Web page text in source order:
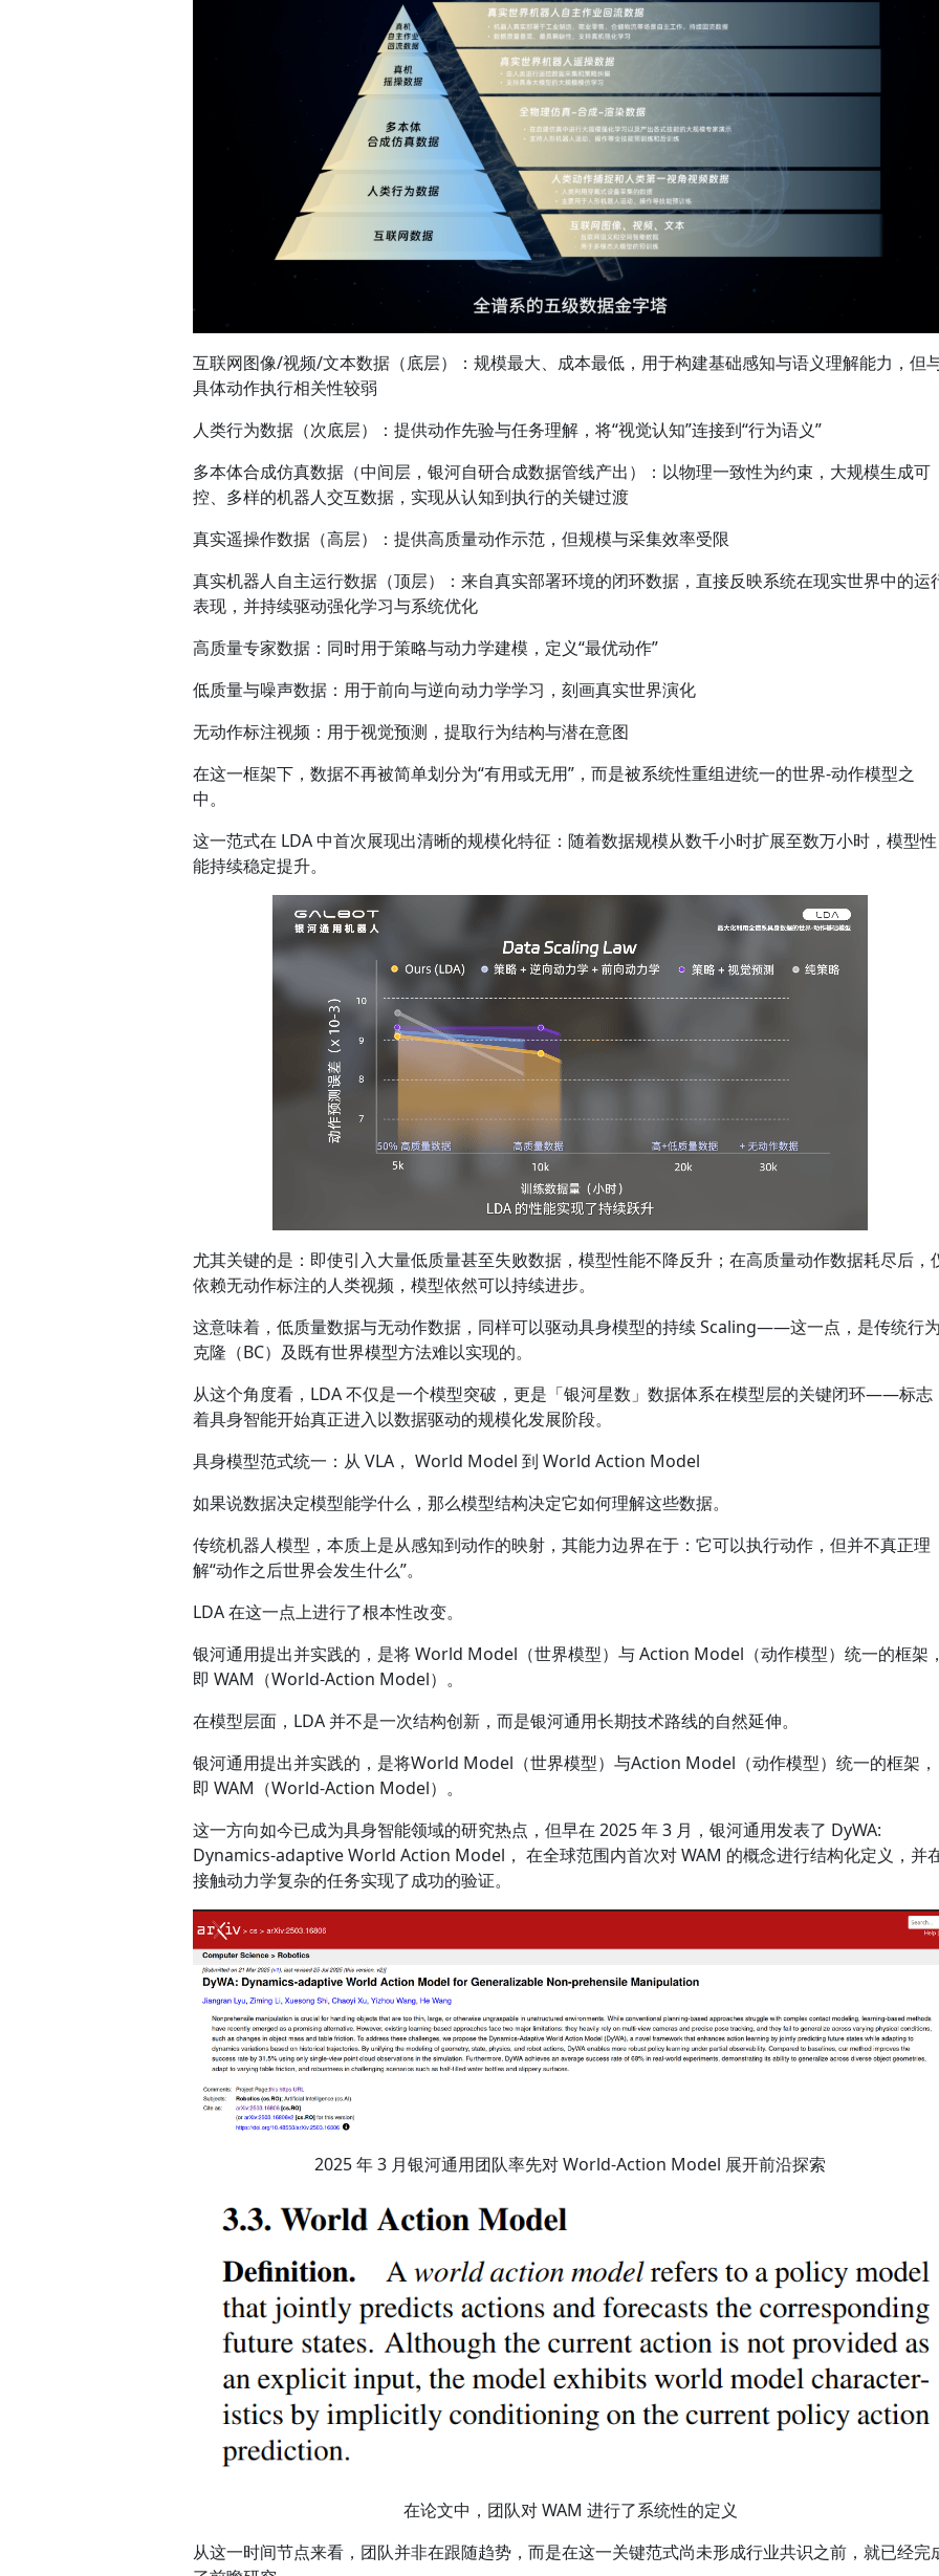
互联网图像/视频/文本数据（底层）：规模最大、成本最低，用于构建基础感知与语义理解能力，但
具体动作执行相关性较弱
人类行为数据（次底层）：提供动作先验与任务理解，将“视觉认知”连接到“行为语义”
多本体合成仿真数据（中间层，银河自研合成数据管线产出）：以物理一致性为约束，大规模生成可
控、多样的机器人交互数据，实现从认知到执行的关键过渡
真实遥操作数据（高层）：提供高质量动作示范，但规模与采集效率受限
真实机器人自主运行数据（顶层）：来自真实部署环境的闭环数据，直接反映系统在现实世界中的运
表现，并持续驱动强化学习与系统优化
高质量专家数据：同时用于策略与动力学建模，定义“最优动作”
低质量与噪声数据：用于前向与逆向动力学学习，刻画真实世界演化
无动作标注视频：用于视觉预测，提取行为结构与潜在意图
在这一框架下，数据不再被简单划分为“有用或无用”，而是被系统性重组进统一的世界-动作模型之
中。
这一范式在 LDA 中首次展现出清晰的规模化特征：随着数据规模从数千小时扩展至数万小时，模型性
能持续稳定提升。
尤其关键的是：即使引入大量低质量甚至失败数据，模型性能不降反升；在高质量动作数据耗尽后，
依赖无动作标注的人类视频，模型依然可以持续进步。
这意味着，低质量数据与无动作数据，同样可以驱动具身模型的持续 Scaling——这一点，是传统行
克隆（BC）及既有世界模型方法难以实现的。
从这个角度看，LDA 不仅是一个模型突破，更是「银河星数」数据体系在模型层的关键闭环——标志
着具身智能开始真正进入以数据驱动的规模化发展阶段。
具身模型范式统一：从 VLA， World Model 到 World Action Model
如果说数据决定模型能学什么，那么模型结构决定它如何理解这些数据。
传统机器人模型，本质上是从感知到动作的映射，其能力边界在于：它可以执行动作，但并不真正理
解“动作之后世界会发生什么”。
LDA 在这一点上进行了根本性改变。
银河通用提出并实践的，是将 World Model（世界模型）与 Action Model（动作模型）统一的框架
即 WAM（World-Action Model）。
在模型层面，LDA 并不是一次结构创新，而是银河通用长期技术路线的自然延伸。
银河通用提出并实践的，是将World Model（世界模型）与Action Model（动作模型）统一的框架，
即 WAM（World-Action Model）。
这一方向如今已成为具身智能领域的研究热点，但早在 2025 年 3 月，银河通用发表了 DyWA:
Dynamics-adaptive World Action Model， 在全球范围内首次对 WAM 的概念进行结构化定义，并
接触动力学复杂的任务实现了成功的验证。
2025 年 3 月银河通用团队率先对 World-Action Model 展开前沿探索
在论文中，团队对 WAM 进行了系统性的定义
从这一时间节点来看，团队并非在跟随趋势，而是在这一关键范式尚未形成行业共识之前，就已经完